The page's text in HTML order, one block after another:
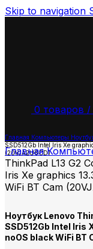
Skip to navigation
0 товаров /
Главная Компьютеры
SSD512Gb Intel Iris Xe
(20VJA2U6CD)
Главная
ThinkPad L13 G2
Iris Xe graphics
WiFi BT Cam
Ноутбук Lenovo
SSD512Gb Intel Iris
noOS black WiFi BT